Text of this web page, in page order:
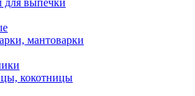
выпечки
мантоварки
кокотницы